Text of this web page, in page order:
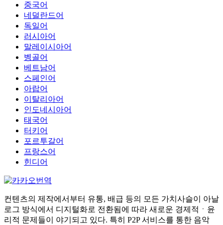
중국어
네덜란드어
독일어
러시아어
말레이시아어
벵골어
베트남어
스페인어
아랍어
이탈리아어
인도네시아어
태국어
터키어
포르투갈어
프랑스어
힌디어
컨텐츠의 제작에서부터 유통, 배급 등의 모든 가치사슬이 아날
로그 방식에서 디지털화로 전환됨에 따라 새로운 경제적ㆍ윤
리적 문제들이 야기되고 있다. 특히 P2P 서비스를 통한 음악